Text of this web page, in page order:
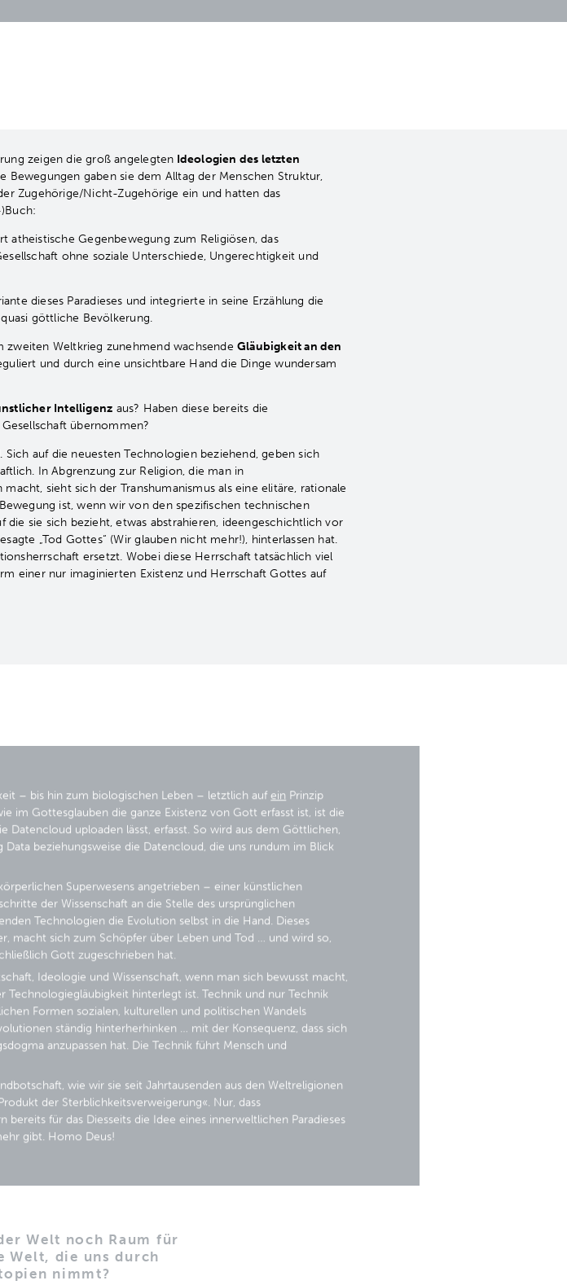
zeigen die groß angelegten Ideologien des letzten
Bewegungen gaben sie dem Alltag der Menschen Struktur,
Zugehörige/Nicht-Zugehörige ein und hatten das
atheistische Gegenbewegung zum Religiösen, das
ohne soziale Unterschiede, Ungerechtigkeit und
dieses Paradieses und integrierte in seine Erzählung die
göttliche Bevölkerung.
zweiten Weltkrieg zunehmend wachsende Gläubigkeit an den
und durch eine unsichtbare Hand die Dinge wundersam
Intelligenz aus? Haben diese bereits die
übernommen?
Sich auf die neuesten Technologien beziehend, geben sich
In Abgrenzung zur Religion, die man in
sieht sich der Transhumanismus als eine elitäre, rationale
ist, wenn wir von den spezifischen technischen
die sie sich bezieht, etwas abstrahieren, ideengeschichtlich vor
„Tod Gottes“ (Wir glauben nicht mehr!), hinterlassen hat.
ersetzt. Wobei diese Herrschaft tatsächlich viel
einer nur imaginierten Existenz und Herrschaft Gottes auf
– bis hin zum biologischen Leben – letztlich auf ein Prinzip
im Gottesglauben die ganze Existenz von Gott erfasst ist, ist die
uploaden lässt, erfasst. So wird aus dem Göttlichen,
beziehungsweise die Datencloud, die uns rundum im Blick
Superwesens angetrieben – einer künstlichen
der Wissenschaft an die Stelle des ursprünglichen
Technologien die Evolution selbst in die Hand. Dieses
macht sich zum Schöpfer über Leben und Tod … und wird so,
Gott zugeschrieben hat.
Ideologie und Wissenschaft, wenn man sich bewusst macht,
hinterlegt ist. Technik und nur Technik
Formen sozialen, kulturellen und politischen Wandels
ständig hinterherhinken … mit der Konsequenz, dass sich
anzupassen hat. Die Technik führt Mensch und
wie wir sie seit Jahrtausenden aus den Weltreligionen
der Sterblichkeitsverweigerung«. Nur, dass
bereits für das Diesseits die Idee eines innerweltlichen Paradieses
gibt. Homo Deus!
Welt noch Raum für
Welt, die uns durch
nimmt?